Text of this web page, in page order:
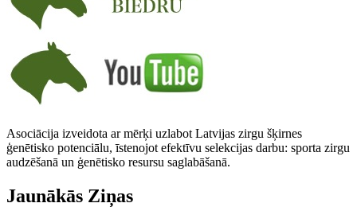
Asociācija izveidota ar mērķi uzlabot Latvijas zirgu šķirnes
ģenētisko potenciālu, īstenojot efektīvu selekcijas darbu: sporta zirgu
audzēšanā un ģenētisko resursu saglabāšanā.
Jaunākās Ziņas